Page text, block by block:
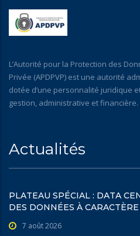
L’Autorité pour la Protection des
Privée (APDPVP) est une autorité
dotée d’une personnalité juridique
gestion, administrative et financière.
Actualités
PLATEAU SPÉCIAL : DATA
DES DONNÉES À
7 août 2026